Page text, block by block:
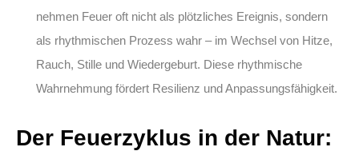
nehmen Feuer oft nicht als plötzliches Ereignis, sondern
als rhythmischen Prozess wahr – im Wechsel von Hitze,
Rauch, Stille und Wiedergeburt. Diese rhythmische
Wahrnehmung fördert Resilienz und Anpassungsfähigkeit.
Der Feuerzyklus in der Natur: